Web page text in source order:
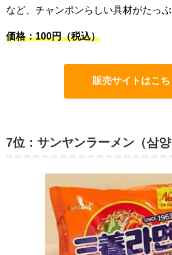
など、チャンポンらしい具材がたっ
価格：100円（税込）
販売サイトはこち
7位：サンヤンラーメン（삼양